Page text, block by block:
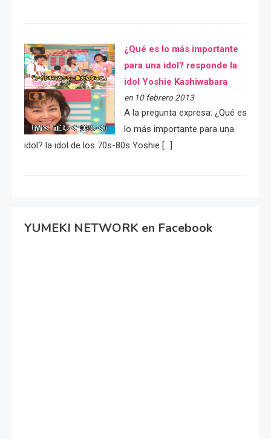
¿Qué es lo más importante
para una idol? responde la
idol Yoshie Kashiwabara
en 10 febrero 2013
A la pregunta expresa: ¿Qué es
lo más importante para una
idol? la idol de los 70s-80s Yoshie […]
YUMEKI NETWORK en Facebook